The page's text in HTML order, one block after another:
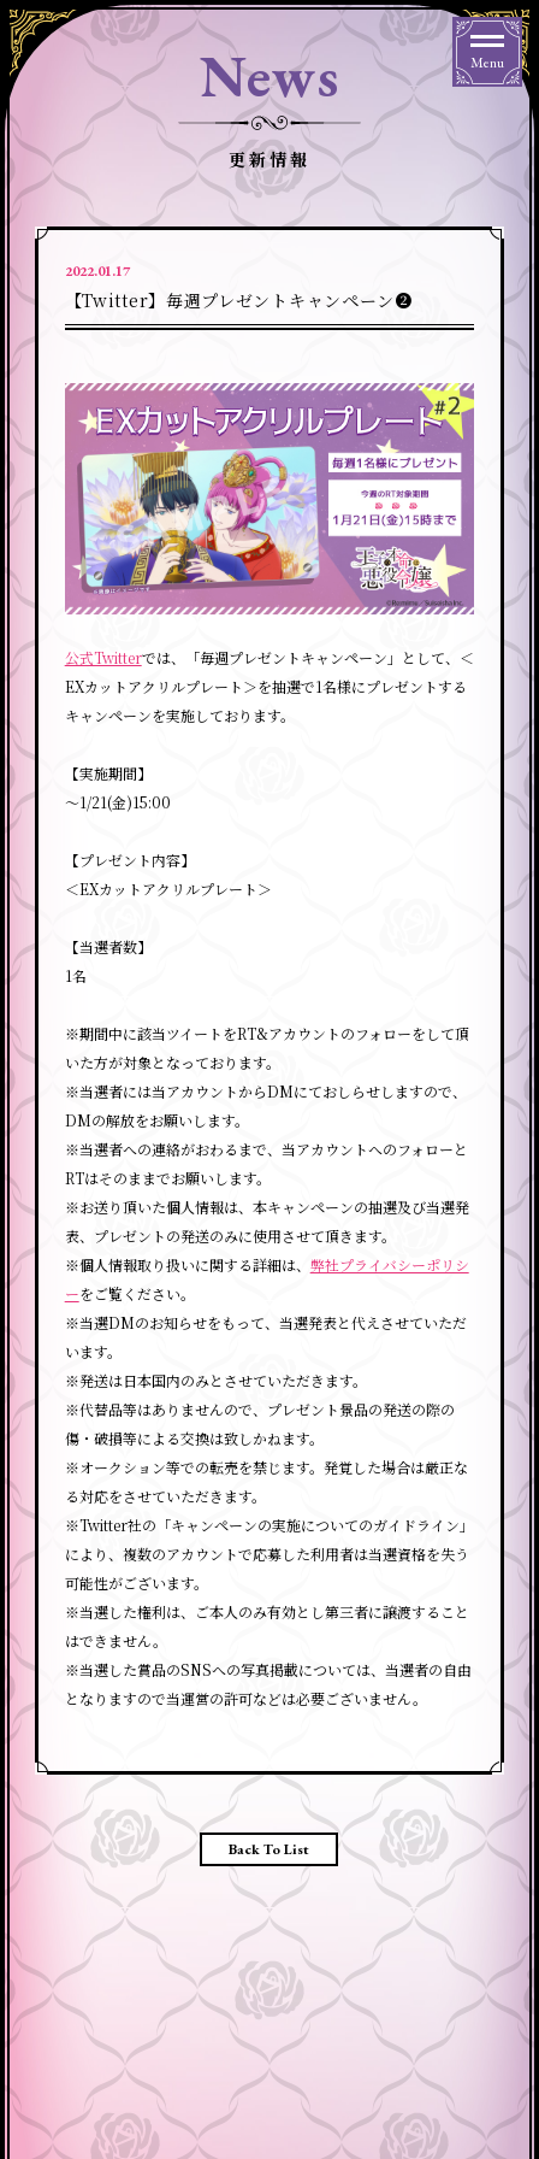
News
更新情報
2022.01.17
【Twitter】毎週プレゼントキャンペーン❷
公式Twitterでは、「毎週プレゼントキャンペーン」として、＜
EXカットアクリルプレート＞を抽選で1名様にプレゼントする
キャンペーンを実施しております。
【実施期間】
～1/21(金)15:00
【プレゼント内容】
＜EXカットアクリルプレート＞
【当選者数】
1名
※期間中に該当ツイートをRT&アカウントのフォローをして頂
いた方が対象となっております。
※当選者には当アカウントからDMにておしらせしますので、
DMの解放をお願いします。
※当選者への連絡がおわるまで、当アカウントへのフォローと
RTはそのままでお願いします。
※お送り頂いた個人情報は、本キャンペーンの抽選及び当選発
表、プレゼントの発送のみに使用させて頂きます。
※個人情報取り扱いに関する詳細は、 弊社プライバシーポリシ
ーをご覧ください。
※当選DMのお知らせをもって、当選発表と代えさせていただ
います。
※発送は日本国内のみとさせていただきます。
※代替品等はありませんので、プレゼント景品の発送の際の
傷・破損等による交換は致しかねます。
※オークション等での転売を禁じます。発覚した場合は厳正な
る対応をさせていただきます。
※Twitter社の「キャンペーンの実施についてのガイドライン」
により、複数のアカウントで応募した利用者は当選資格を失う
可能性がございます。
※当選した権利は、ご本人のみ有効とし第三者に譲渡すること
はできません。
※当選した賞品のSNSへの写真掲載については、当選者の自由
となりますので当運営の許可などは必要ございません。
Back To List
Menu